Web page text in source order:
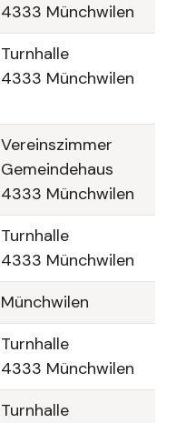
4333 Münchwilen
Turnhalle
4333 Münchwilen
Vereinszimmer
Gemeindehaus
4333 Münchwilen
Turnhalle
4333 Münchwilen
Münchwilen
Turnhalle
4333 Münchwilen
Turnhalle